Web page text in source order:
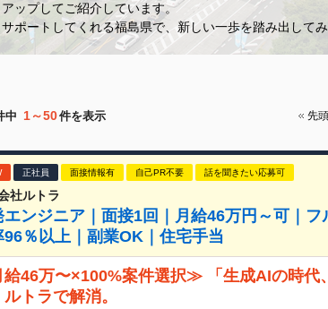
ップしてご紹介しています。
ポートしてくれる福島県で、新しい一歩を踏み出してみ
中 1～50件を表示 先頭
正社員 面接情報有 自己PR不要 話を聞きたい応募可
社ルトラ
エンジニア｜面接1回｜月給46万円～可｜
96％以上｜副業OK｜住宅手当
46万〜×100%案件選択≫ 「生成AIの時代
ルトラで解消。